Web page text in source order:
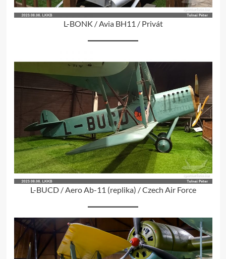
L-BONK / Avia BH11 / Privát
L-BUCD / Aero Ab-11 (replika) / Czech Air Force